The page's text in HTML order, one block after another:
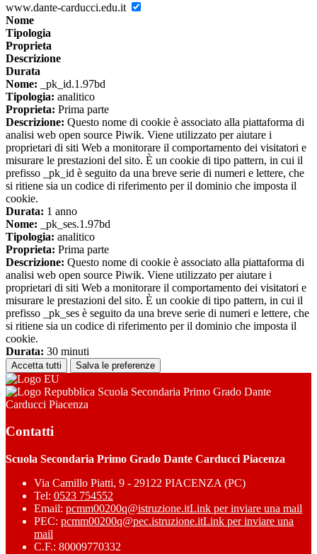
www.dante-carducci.edu.it
Nome
Tipologia
Proprieta
Descrizione
Durata
Nome: _pk_id.1.97bd
Tipologia: analitico
Proprieta: Prima parte
Descrizione: Questo nome di cookie è associato alla piattaforma di
analisi web open source Piwik. Viene utilizzato per aiutare i
proprietari di siti Web a monitorare il comportamento dei visitatori e
misurare le prestazioni del sito. È un cookie di tipo pattern, in cui il
prefisso _pk_id è seguito da una breve serie di numeri e lettere, che
si ritiene sia un codice di riferimento per il dominio che imposta il
cookie.
Durata: 1 anno
Nome: _pk_ses.1.97bd
Tipologia: analitico
Proprieta: Prima parte
Descrizione: Questo nome di cookie è associato alla piattaforma di
analisi web open source Piwik. Viene utilizzato per aiutare i
proprietari di siti Web a monitorare il comportamento dei visitatori e
misurare le prestazioni del sito. È un cookie di tipo pattern, in cui il
prefisso _pk_ses è seguito da una breve serie di numeri e lettere, che
si ritiene sia un codice di riferimento per il dominio che imposta il
cookie.
Durata: 30 minuti
Accetta tutti Salva le preferenze
Scuola Secondaria Primo Grado Dante
Carducci Piacenza
Contatti
Scuola Secondaria Primo Grado Dante Carducci Piacenza
Via Camillo Piatti, 9 - 29122 PIACENZA (PC)
Tel: 0523 754552
Email: pcmm00200q@istruzione.itLink per inviare una mail
PEC: pcmm00200q@pec.istruzione.itLink per inviare una
mail
C.F.: 80009770332